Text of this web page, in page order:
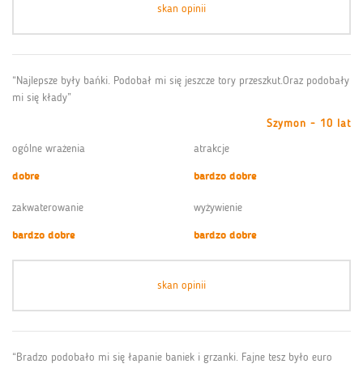
skan opinii
“Najlepsze były bańki. Podobał mi się jeszcze tory przeszkut.Oraz podobały
mi się kłady”
Szymon - 10 lat
ogólne wrażenia
dobre
atrakcje
bardzo dobre
zakwaterowanie
bardzo dobre
wyżywienie
bardzo dobre
skan opinii
“Bradzo podobało mi się łapanie baniek i grzanki. Fajne tesz było euro